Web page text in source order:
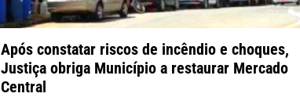
Após constatar riscos de incêndio e choques,
Justiça obriga Município a restaurar Mercado
Central